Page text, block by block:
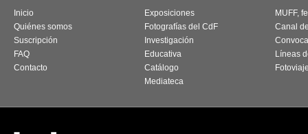
Inicio
Quiénes somos
Suscripción
FAQ
Contacto
Exposiciones
Fotografías del CdF
Investigación
Educativa
Catálogo
Mediateca
MUFF,
Canal
Líneas